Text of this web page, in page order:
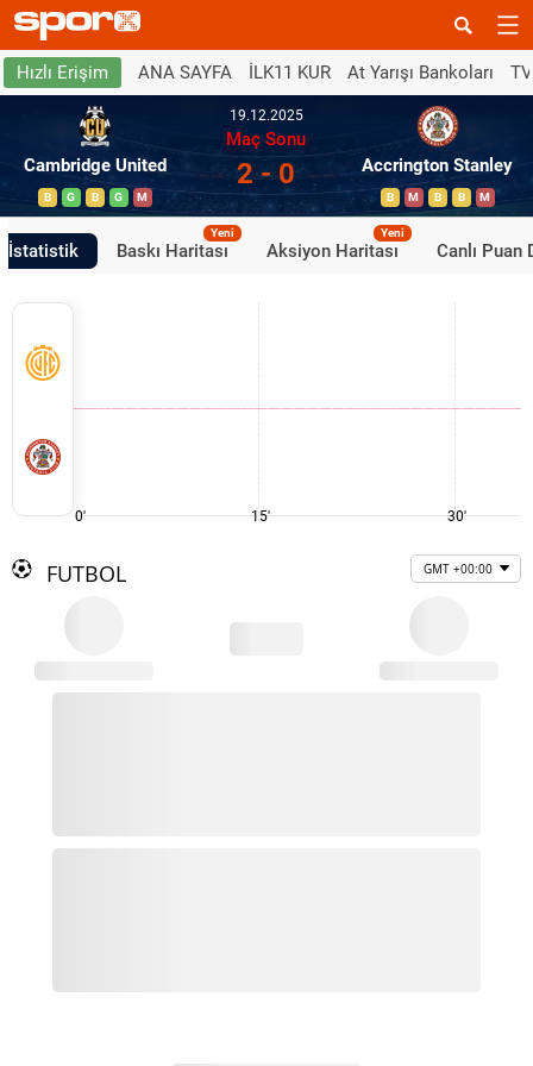
Hızlı Erişim ANA SAYFA İLK11 KUR At Yarışı Bankoları
Cambridge United
B G B G M
19.12.2025
Maç Sonu
2 - 0 Accrington Stanley
B M B B M
İstatistik Baskı Haritası
Yeni
Aksiyon Haritası
Yeni
Canlı Puan
0' 15' 30'
FUTBOL GMT +00:00